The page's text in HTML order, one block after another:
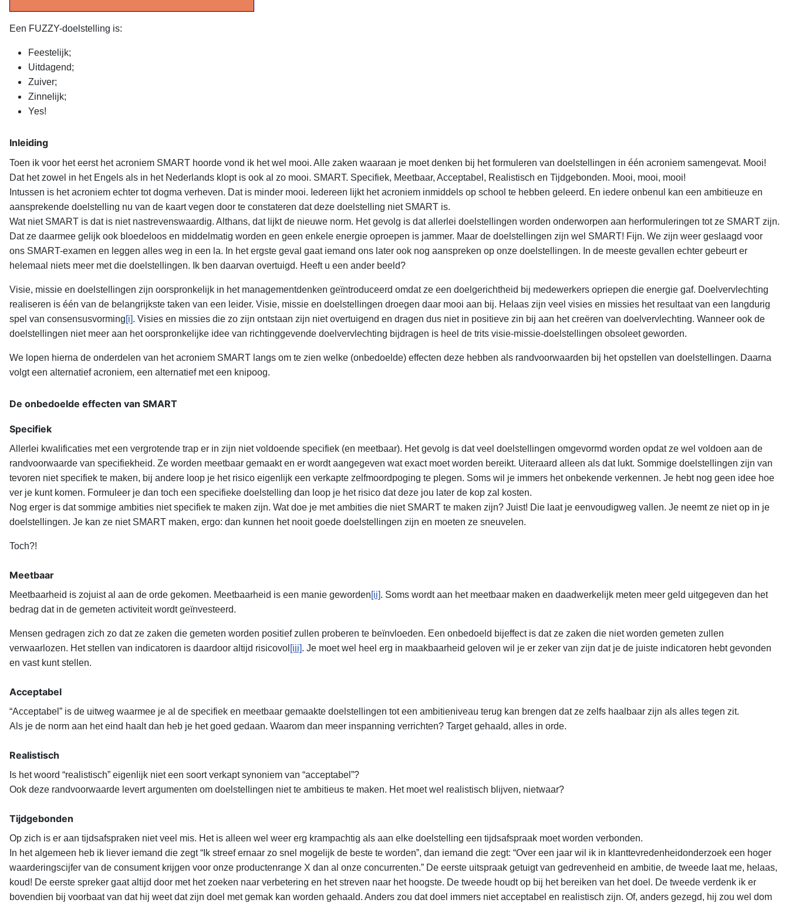
Een FUZZY-doelstelling is:
Feestelijk;
Uitdagend;
Zuiver;
Zinnelijk;
Yes!
Inleiding
Toen ik voor het eerst het acroniem SMART hoorde vond ik het wel mooi. Alle zaken waaraan je moet denken bij het formuleren van doelstellingen in één acroniem samengevat. Mooi!
Dat het zowel in het Engels als in het Nederlands klopt is ook al zo mooi. SMART. Specifiek, Meetbaar, Acceptabel, Realistisch en Tijdgebonden. Mooi, mooi, mooi!
Intussen is het acroniem echter tot dogma verheven. Dat is minder mooi. Iedereen lijkt het acroniem inmiddels op school te hebben geleerd. En iedere onbenul kan een ambitieuze en
aansprekende doelstelling nu van de kaart vegen door te constateren dat deze doelstelling niet SMART is.
Wat niet SMART is dat is niet nastrevenswaardig. Althans, dat lijkt de nieuwe norm. Het gevolg is dat allerlei doelstellingen worden onderworpen aan herformuleringen tot ze SMART zijn.
Dat ze daarmee gelijk ook bloedeloos en middelmatig worden en geen enkele energie oproepen is jammer. Maar de doelstellingen zijn wel SMART! Fijn. We zijn weer geslaagd voor
ons SMART-examen en leggen alles weg in een la. In het ergste geval gaat iemand ons later ook nog aanspreken op onze doelstellingen. In de meeste gevallen echter gebeurt er
helemaal niets meer met die doelstellingen. Ik ben daarvan overtuigd. Heeft u een ander beeld?
Visie, missie en doelstellingen zijn oorspronkelijk in het managementdenken geïntroduceerd omdat ze een doelgerichtheid bij medewerkers opriepen die energie gaf. Doelvervlechting
realiseren is één van de belangrijkste taken van een leider. Visie, missie en doelstellingen droegen daar mooi aan bij. Helaas zijn veel visies en missies het resultaat van een langdurig
spel van consensusvorming[i]. Visies en missies die zo zijn ontstaan zijn niet overtuigend en dragen dus niet in positieve zin bij aan het creëren van doelvervlechting. Wanneer ook de
doelstellingen niet meer aan het oorspronkelijke idee van richtinggevende doelvervlechting bijdragen is heel de trits visie-missie-doelstellingen obsoleet geworden.
We lopen hierna de onderdelen van het acroniem SMART langs om te zien welke (onbedoelde) effecten deze hebben als randvoorwaarden bij het opstellen van doelstellingen. Daarna
volgt een alternatief acroniem, een alternatief met een knipoog.
De onbedoelde effecten van SMART
Specifiek
Allerlei kwalificaties met een vergrotende trap er in zijn niet voldoende specifiek (en meetbaar). Het gevolg is dat veel doelstellingen omgevormd worden opdat ze wel voldoen aan de
randvoorwaarde van specifiekheid. Ze worden meetbaar gemaakt en er wordt aangegeven wat exact moet worden bereikt. Uiteraard alleen als dat lukt. Sommige doelstellingen zijn van
tevoren niet specifiek te maken, bij andere loop je het risico eigenlijk een verkapte zelfmoordpoging te plegen. Soms wil je immers het onbekende verkennen. Je hebt nog geen idee hoe
ver je kunt komen. Formuleer je dan toch een specifieke doelstelling dan loop je het risico dat deze jou later de kop zal kosten.
Nog erger is dat sommige ambities niet specifiek te maken zijn. Wat doe je met ambities die niet SMART te maken zijn? Juist! Die laat je eenvoudigweg vallen. Je neemt ze niet op in je
doelstellingen. Je kan ze niet SMART maken, ergo: dan kunnen het nooit goede doelstellingen zijn en moeten ze sneuvelen.
Toch?!
Meetbaar
Meetbaarheid is zojuist al aan de orde gekomen. Meetbaarheid is een manie geworden[ii]. Soms wordt aan het meetbaar maken en daadwerkelijk meten meer geld uitgegeven dan het
bedrag dat in de gemeten activiteit wordt geïnvesteerd.
Mensen gedragen zich zo dat ze zaken die gemeten worden positief zullen proberen te beïnvloeden. Een onbedoeld bijeffect is dat ze zaken die niet worden gemeten zullen
verwaarlozen. Het stellen van indicatoren is daardoor altijd risicovol [iii]. Je moet wel heel erg in maakbaarheid geloven wil je er zeker van zijn dat je de juiste indicatoren hebt gevonden
en vast kunt stellen.
Acceptabel
“Acceptabel” is de uitweg waarmee je al de specifiek en meetbaar gemaakte doelstellingen tot een ambitieniveau terug kan brengen dat ze zelfs haalbaar zijn als alles tegen zit.
Als je de norm aan het eind haalt dan heb je het goed gedaan. Waarom dan meer inspanning verrichten? Target gehaald, alles in orde.
Realistisch
Is het woord “realistisch” eigenlijk niet een soort verkapt synoniem van “acceptabel”?
Ook deze randvoorwaarde levert argumenten om doelstellingen niet te ambitieus te maken. Het moet wel realistisch blijven, nietwaar?
Tijdgebonden
Op zich is er aan tijdsafspraken niet veel mis. Het is alleen wel weer erg krampachtig als aan elke doelstelling een tijdsafspraak moet worden verbonden.
In het algemeen heb ik liever iemand die zegt “Ik streef ernaar zo snel mogelijk de beste te worden”, dan iemand die zegt: “Over een jaar wil ik in klanttevredenheidonderzoek een hoger
waarderingscijfer van de consument krijgen voor onze productenrange X dan al onze concurrenten.” De eerste uitspraak getuigt van gedrevenheid en ambitie, de tweede laat me, helaas,
koud! De eerste spreker gaat altijd door met het zoeken naar verbetering en het streven naar het hoogste. De tweede houdt op bij het bereiken van het doel. De tweede verdenk ik er
bovendien bij voorbaat van dat hij weet dat zijn doel met gemak kan worden gehaald. Anders zou dat doel immers niet acceptabel en realistisch zijn. Of, anders gezegd, hij zou wel dom